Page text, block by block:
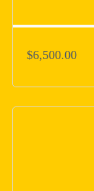
$6,500.00